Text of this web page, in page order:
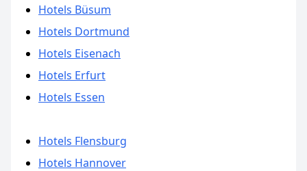
Hotels Büsum
Hotels Dortmund
Hotels Eisenach
Hotels Erfurt
Hotels Essen
Hotels Flensburg
Hotels Hannover